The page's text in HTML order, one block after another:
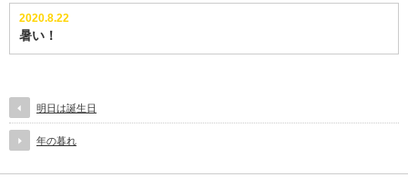
2020.8.22
暑い！
明日は誕生日
年の暮れ